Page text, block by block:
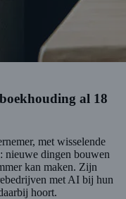
al 18
met wisselende
nieuwe dingen bouwen
kan maken. Zijn
met AI bij hun
hoort.